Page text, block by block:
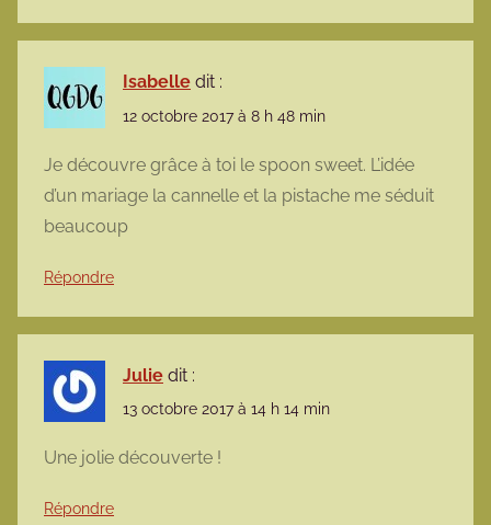
Isabelle dit :
12 octobre 2017 à 8 h 48 min
Je découvre grâce à toi le spoon sweet. L’idée
d’un mariage la cannelle et la pistache me séduit
beaucoup
Répondre
Julie dit :
13 octobre 2017 à 14 h 14 min
Une jolie découverte !
Répondre